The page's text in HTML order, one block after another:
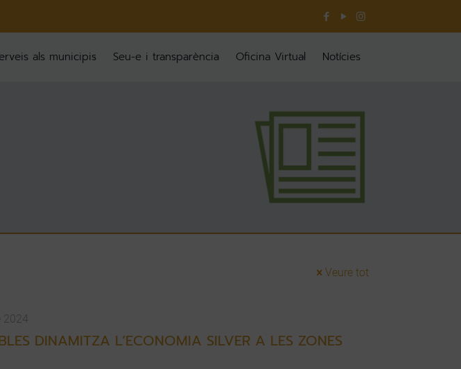
als municipis Seu-e i transparència Oficina Virtual Notícies
Veure tot
2024
DINAMITZA L’ECONOMIA SILVER A LES ZONES